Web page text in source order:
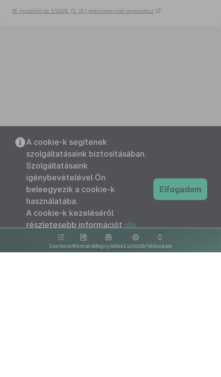
18. melléklet az 5/2026. (V. 19.) önkormányzati rendelethez
SzerkezetKeresésMegnyitottakEszköztárVáltozások
A cookie-k segítenek
szolgáltatásaink biztosításában.
Szolgáltatásaink
igénybevételével Ön
beleegyezik a cookie-k
használatába.
A cookie-k kezeléséről
részletesebb információt ide
kattintva olvashat.
Elfogadom